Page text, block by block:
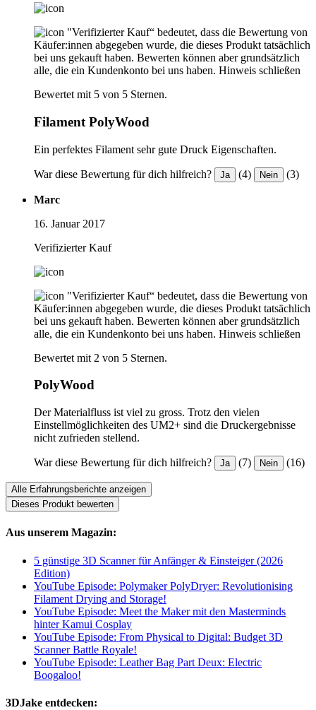
"Verifizierter Kauf“ bedeutet, dass die Bewertung von
Käufer:innen abgegeben wurde, die dieses Produkt tatsächlich
bei uns gekauft haben. Bewerten können aber grundsätzlich
alle, die ein Kundenkonto bei uns haben. Hinweis schließen
Bewertet mit 5 von 5 Sternen.
Filament PolyWood
Ein perfektes Filament sehr gute Druck Eigenschaften.
War diese Bewertung für dich hilfreich? Ja (4) Nein (3)
Marc
16. Januar 2017
Verifizierter Kauf
"Verifizierter Kauf“ bedeutet, dass die Bewertung von
Käufer:innen abgegeben wurde, die dieses Produkt tatsächlich
bei uns gekauft haben. Bewerten können aber grundsätzlich
alle, die ein Kundenkonto bei uns haben. Hinweis schließen
Bewertet mit 2 von 5 Sternen.
PolyWood
Der Materialfluss ist viel zu gross. Trotz den vielen
Einstellmöglichkeiten des UM2+ sind die Druckergebnisse
nicht zufrieden stellend.
War diese Bewertung für dich hilfreich? Ja (7) Nein (16)
Alle Erfahrungsberichte anzeigen
Dieses Produkt bewerten
Aus unserem Magazin:
5 günstige 3D Scanner für Anfänger & Einsteiger (2026
Edition)
YouTube Episode: Polymaker PolyDryer: Revolutionising
Filament Drying and Storage!
YouTube Episode: Meet the Maker mit den Masterminds
hinter Kamui Cosplay
YouTube Episode: From Physical to Digital: Budget 3D
Scanner Battle Royale!
YouTube Episode: Leather Bag Part Deux: Electric
Boogaloo!
3DJake entdecken: